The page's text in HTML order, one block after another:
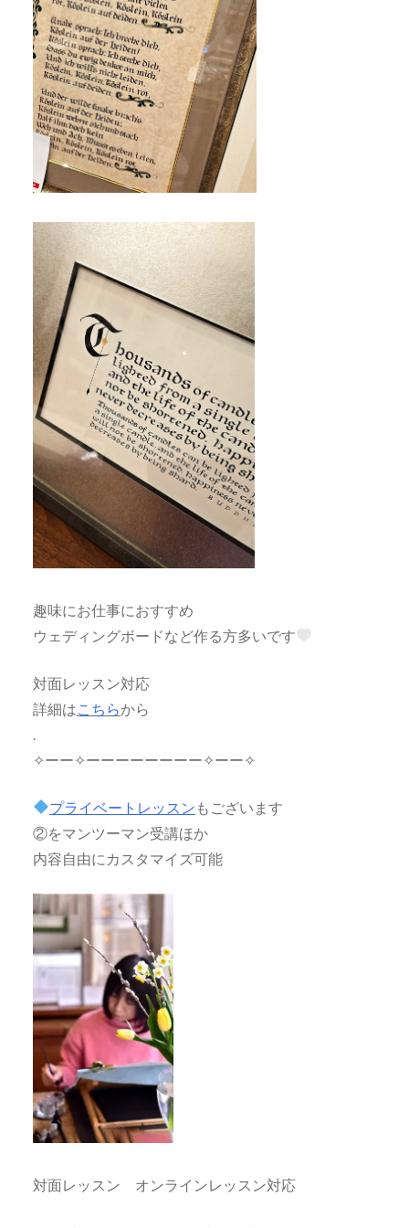
趣味にお仕事におすすめ
ウェディングボードなど作る方多いです
対面レッスン対応
詳細は こちらから
✧ーー✧ーーーーーーーー✧ーー✧
プライベートレッスン もございます
②をマンツーマン受講ほか
内容自由にカスタマイズ可能
対面レッスン オンラインレッスン対応